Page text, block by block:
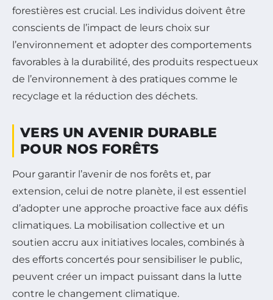
forestières est crucial. Les individus doivent être
conscients de l’impact de leurs choix sur
l’environnement et adopter des comportements
favorables à la durabilité, des produits respectueux
de l’environnement à des pratiques comme le
recyclage et la réduction des déchets.
VERS UN AVENIR DURABLE
POUR NOS FORÊTS
Pour garantir l’avenir de nos forêts et, par
extension, celui de notre planète, il est essentiel
d’adopter une approche proactive face aux défis
climatiques. La mobilisation collective et un
soutien accru aux initiatives locales, combinés à
des efforts concertés pour sensibiliser le public,
peuvent créer un impact puissant dans la lutte
contre le changement climatique.